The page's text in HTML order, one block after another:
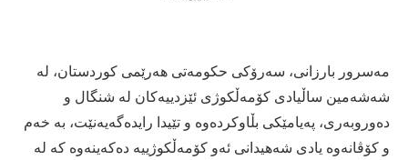
مەسرور بارزانی، سەرۆكی حكومەتی هەرێمی كوردستان، لە
شەشەمین ساڵیادی كۆمەڵكوژی ئێزدییەكان لە شنگال و
دەوروبەری، پەیامێكی بڵاوكردەوە و تێیدا رایدەگەیەنێت، بە خەم
و کۆڤانەوە یادی شەهیدانی ئەو کۆمەڵکوژییە دەکەینەوە کە لە